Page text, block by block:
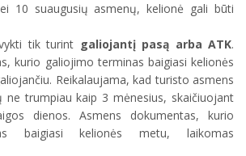
10 suaugusių asmenų, kelionė gali būti
tik turint galiojantį pasą arba ATK.
kurio galiojimo terminas baigiasi kelionės
Reikalaujama, kad turisto asmens
ne trumpiau kaip 3 mėnesius, skaičiuojant
dienos. Asmens dokumentas, kurio
baigiasi kelionės metu, laikomas